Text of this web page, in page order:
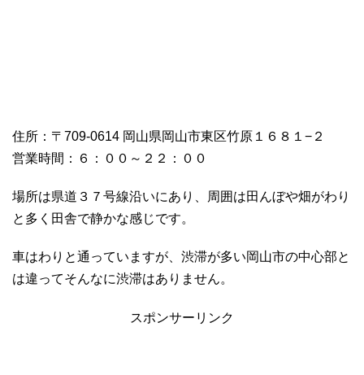
住所：〒709-0614 岡山県岡山市東区竹原１６８１−２
営業時間：６：００～２２：００
場所は県道３７号線沿いにあり、周囲は田んぼや畑がわり
と多く田舎で静かな感じです。
車はわりと通っていますが、渋滞が多い岡山市の中心部と
は違ってそんなに渋滞はありません。
スポンサーリンク